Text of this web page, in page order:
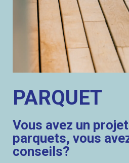
PARQUET
Vous avez un
parquets, vous
conseils?